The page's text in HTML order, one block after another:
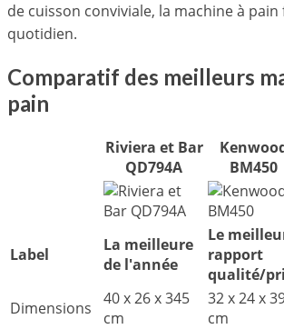
de cuisson conviviale, la machine à
quotidien.
Comparatif des meilleurs
pain
Riviera et Bar
QD794A
BM450
Label
La meilleure
de l'année
Le
rapport
qualité/
Dimensions
40 x 26 x 345
cm
32 x 24 x
cm